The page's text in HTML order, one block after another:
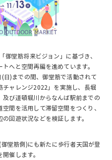
堂筋将来ビジョン」に基づき、
へと空間再編を進めています。
)までの間、御堂筋で活動されて
チャレンジ2022」を実施し、長堀
び道頓堀川からなんば駅前までの
間を活用して滞留空間をつくり、
回遊状況などを検証します。
堂筋側)にも新たに歩行者天国が登
催します。